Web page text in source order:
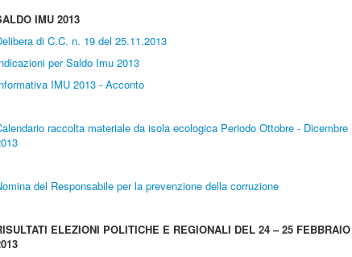
IMU 2013
di C.C. n. 19 del 25.11.2013
per Saldo Imu 2013
IMU 2013 - Acconto
raccolta materiale da isola ecologica Periodo Ottobre - Dicembre
del Responsabile per la prevenzione della corruzione
ELEZIONI POLITICHE E REGIONALI DEL 24 – 25 FEBBRAIO